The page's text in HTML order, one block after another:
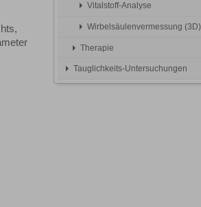
Vitalstoff-Analyse
Wirbelsäulenvermessung (3D)
Therapie
Tauglichkeits-Untersuchungen